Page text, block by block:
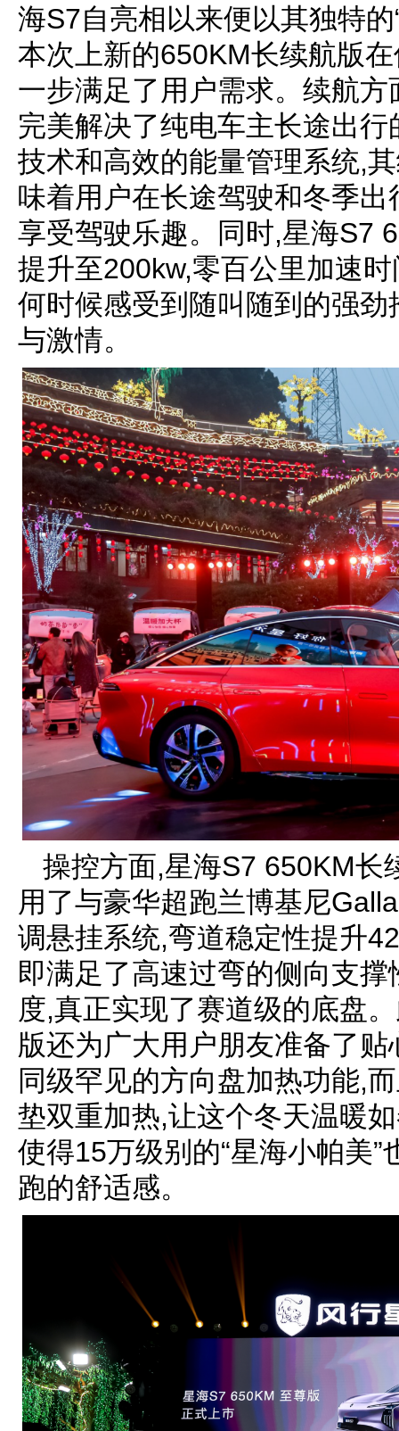
海S7自亮相以来便以其独特
本次上新的650KM长续航版
一步满足了用户需求。续航
完美解决了纯电车主长途出
技术和高效的能量管理系统,
味着用户在长途驾驶和冬季
享受驾驶乐趣。同时,星海S7
提升至200kw,零百公里加速
何时候感受到随叫随到的强
与激情。
操控方面,星海S7 650KM长
用了与豪华超跑兰博基尼
调悬挂系统,弯道稳定性提升
即满足了高速过弯的侧向支
度,真正实现了赛道级的底盘
版还为广大用户朋友准备了贴
同级罕见的方向盘加热功能,
垫双重加热,让这个冬天温暖
使得15万级别的“星海小帕美
跑的舒适感。